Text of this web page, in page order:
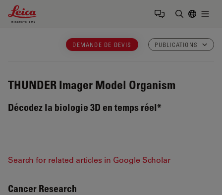
Leica Microsystems Logo
DEMANDE DE DEVIS PUBLICATIONS
THUNDER Imager Model Organism
Décodez la biologie 3D en temps réel*
Search for related articles in Google Scholar
Cancer Research